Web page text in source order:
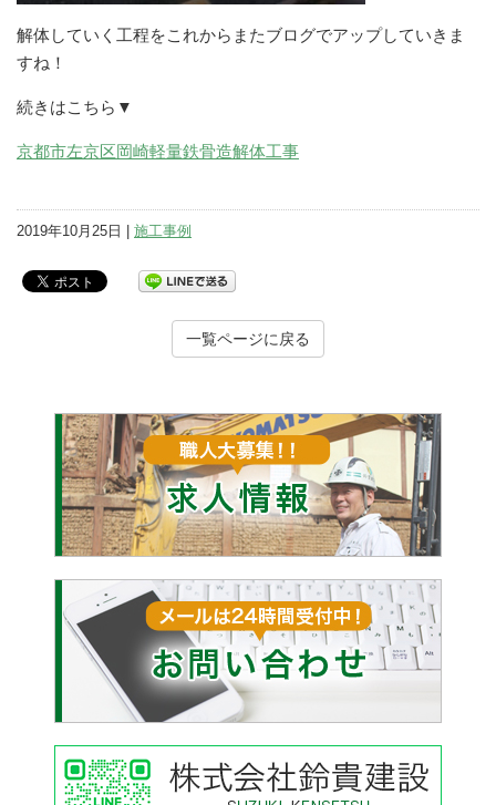
解体していく工程をこれからまたブログでアップしていきま
すね！
続きはこちら▼
京都市左京区岡崎軽量鉄骨造解体工事
2019年10月25日 | 施工事例
一覧ページに戻る